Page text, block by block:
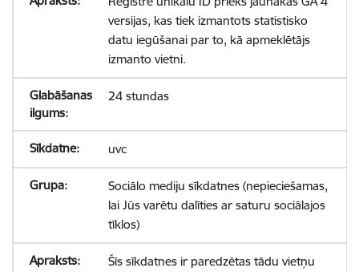
versijas, kas tiek izmantots statistisko
datu iegūšanai par to, kā apmeklētājs
izmanto vietni.
24 stundas
uvc
Sociālo mediju sīkdatnes (nepieciešamas,
lai Jūs varētu dalīties ar saturu sociālajos
tīklos)
Šīs sīkdatnes ir paredzētas tādu vietņu